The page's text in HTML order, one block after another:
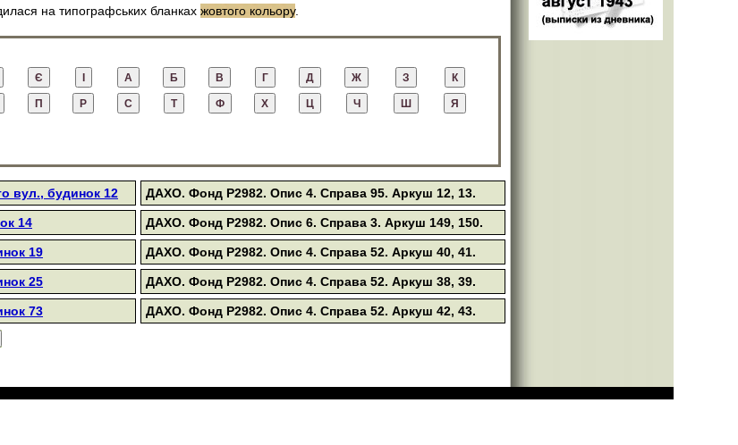
на типографських бланках жовтого кольору.
вул., будинок 12 ДАХО. Фонд Р2982. Опис 4. Справа 95. Аркуш 12, 13.
14 ДАХО. Фонд Р2982. Опис 6. Справа 3. Аркуш 149, 150.
19 ДАХО. Фонд Р2982. Опис 4. Справа 52. Аркуш 40, 41.
25 ДАХО. Фонд Р2982. Опис 4. Справа 52. Аркуш 38, 39.
73 ДАХО. Фонд Р2982. Опис 4. Справа 52. Аркуш 42, 43.